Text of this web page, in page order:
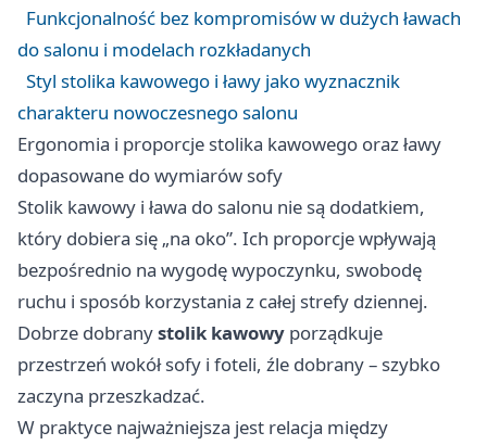
Funkcjonalność bez kompromisów w dużych ławach
do salonu i modelach rozkładanych
Styl stolika kawowego i ławy jako wyznacznik
charakteru nowoczesnego salonu
Ergonomia i proporcje stolika kawowego oraz ławy
dopasowane do wymiarów sofy
Stolik kawowy i ława do salonu nie są dodatkiem,
który dobiera się „na oko”. Ich proporcje wpływają
bezpośrednio na wygodę wypoczynku, swobodę
ruchu i sposób korzystania z całej strefy dziennej.
Dobrze dobranystolik kawowy porządkuje
przestrzeń wokół sofy i foteli, źle dobrany – szybko
zaczyna przeszkadzać.
W praktyce najważniejsza jest relacja między